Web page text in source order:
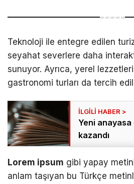
Teknoloji ile entegre edilen
seyahat severlere daha
sunuyor. Ayrıca, yerel
gastronomi turları da tercih
Yeni anayasa
kazandı
Lorem ipsum gibi yapay
anlam taşıyan bu Türkçe